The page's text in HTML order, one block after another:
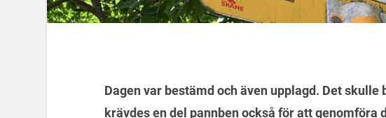
Dagen var bestämd och även upplagd. Det
krävdes en del pannben också för att genomföra